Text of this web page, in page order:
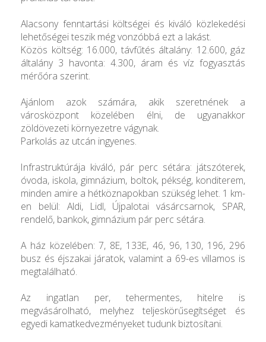
Alacsony fenntartási költségei és kiváló közlekedési
lehetőségei teszik még vonzóbbá ezt a lakást.
Közös költség: 16.000, távfűtés általány: 12.600, gáz
általány 3 havonta: 4.300, áram és víz fogyasztás
mérőóra szerint.
Ajánlom azok számára, akik szeretnének a
városközpont közelében élni, de ugyanakkor
zöldövezeti környezetre vágynak.
Parkolás az utcán ingyenes.
Infrastruktúrája kiváló, pár perc sétára: játszóterek,
óvoda, iskola, gimnázium, boltok, pékség, konditerem,
minden amire a hétköznapokban szükség lehet. 1 km-
en belül: Aldi, Lidl, Újpalotai vásárcsarnok, SPAR,
rendelő, bankok, gimnázium pár perc sétára.
A ház közelében: 7, 8E, 133E, 46, 96, 130, 196, 296
busz és éjszakai járatok, valamint a 69-es villamos is
megtalálható.
Az ingatlan per, tehermentes, hitelre is
megvásárolható, melyhez teljeskörűsegítséget és
egyedi kamatkedvezményeket tudunk biztosítani.